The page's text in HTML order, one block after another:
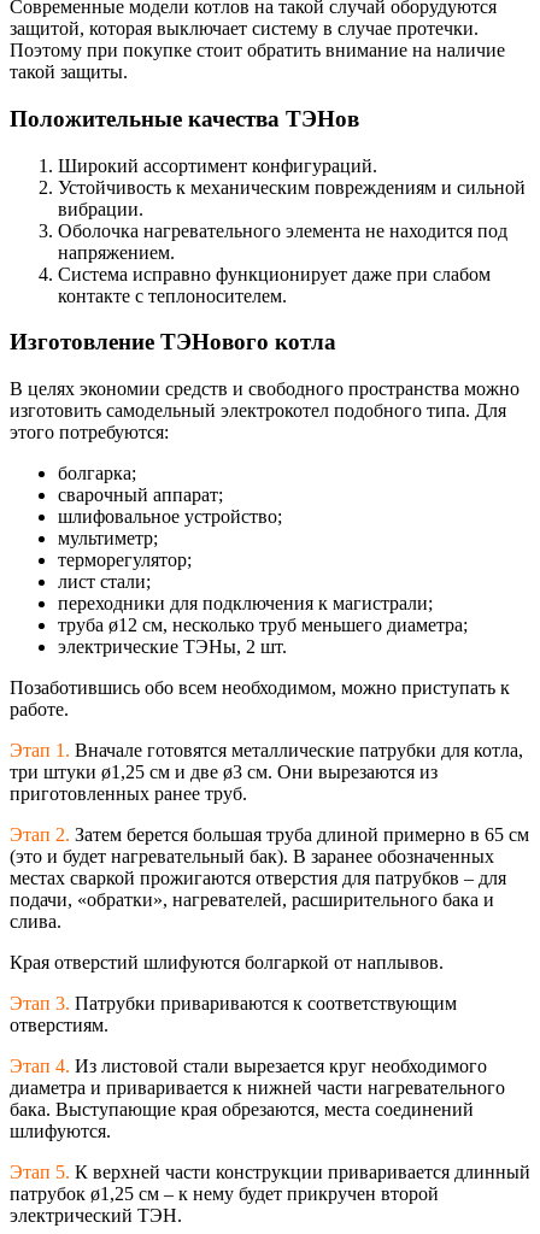
Современные модели котлов на такой случай оборудуются
защитой, которая выключает систему в случае протечки.
Поэтому при покупке стоит обратить внимание на наличие
такой защиты.
Положительные качества ТЭНов
Широкий ассортимент конфигураций.
Устойчивость к механическим повреждениям и сильной
вибрации.
Оболочка нагревательного элемента не находится под
напряжением.
Система исправно функционирует даже при слабом
контакте с теплоносителем.
Изготовление ТЭНового котла
В целях экономии средств и свободного пространства можно
изготовить самодельный электрокотел подобного типа. Для
этого потребуются:
болгарка;
сварочный аппарат;
шлифовальное устройство;
мультиметр;
терморегулятор;
лист стали;
переходники для подключения к магистрали;
труба ø12 см, несколько труб меньшего диаметра;
электрические ТЭНы, 2 шт.
Позаботившись обо всем необходимом, можно приступать к
работе.
Этап 1. Вначале готовятся металлические патрубки для котла,
три штуки ø1,25 см и две ø3 см. Они вырезаются из
приготовленных ранее труб.
Этап 2. Затем берется большая труба длиной примерно в 65 см
(это и будет нагревательный бак). В заранее обозначенных
местах сваркой прожигаются отверстия для патрубков – для
подачи, «обратки», нагревателей, расширительного бака и
слива.
Края отверстий шлифуются болгаркой от наплывов.
Этап 3. Патрубки привариваются к соответствующим
отверстиям.
Этап 4. Из листовой стали вырезается круг необходимого
диаметра и приваривается к нижней части нагревательного
бака. Выступающие края обрезаются, места соединений
шлифуются.
Этап 5. К верхней части конструкции приваривается длинный
патрубок ø1,25 см – к нему будет прикручен второй
электрический ТЭН.